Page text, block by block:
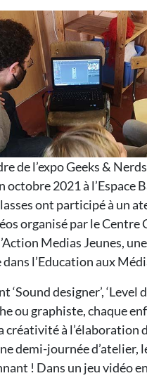
de l’expo Geeks &
octobre 2021 à l’Espace
ont participé à un
organisé par le Centre
Medias Jeunes,
l’Education aux
‘Sound designer’, ‘Level
ou graphiste, chaque
créativité à l’élaboration
demi-journée d’atelier,
! Dans un jeu vidéo